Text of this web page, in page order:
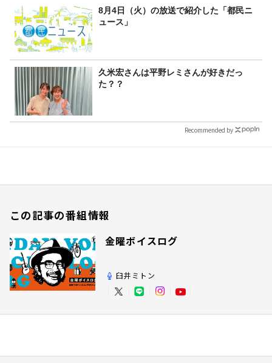
8月4日（火）の放送で紹介した「都民ニ
ュース」
久米宏さんは平野レミさんが好きだっ
た？？
Recommended by
この記事の番組情報
金曜ボイスログ
臼井ミトン